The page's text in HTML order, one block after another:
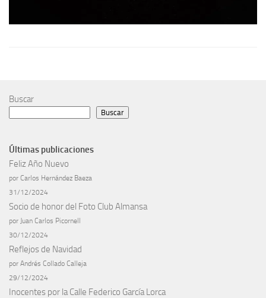
Buscar
Buscar
Últimas publicaciones
Feliz Año Nuevo
por Carlos Hernández Baeza
31/12/2024
Socio de honor del Foto Club Almansa
por Juan Carlos Picornell
30/12/2024
Reflejos de Navidad
por Andrés Collado Calleja
29/12/2024
Inocentes por la Calle Federico García Lorca